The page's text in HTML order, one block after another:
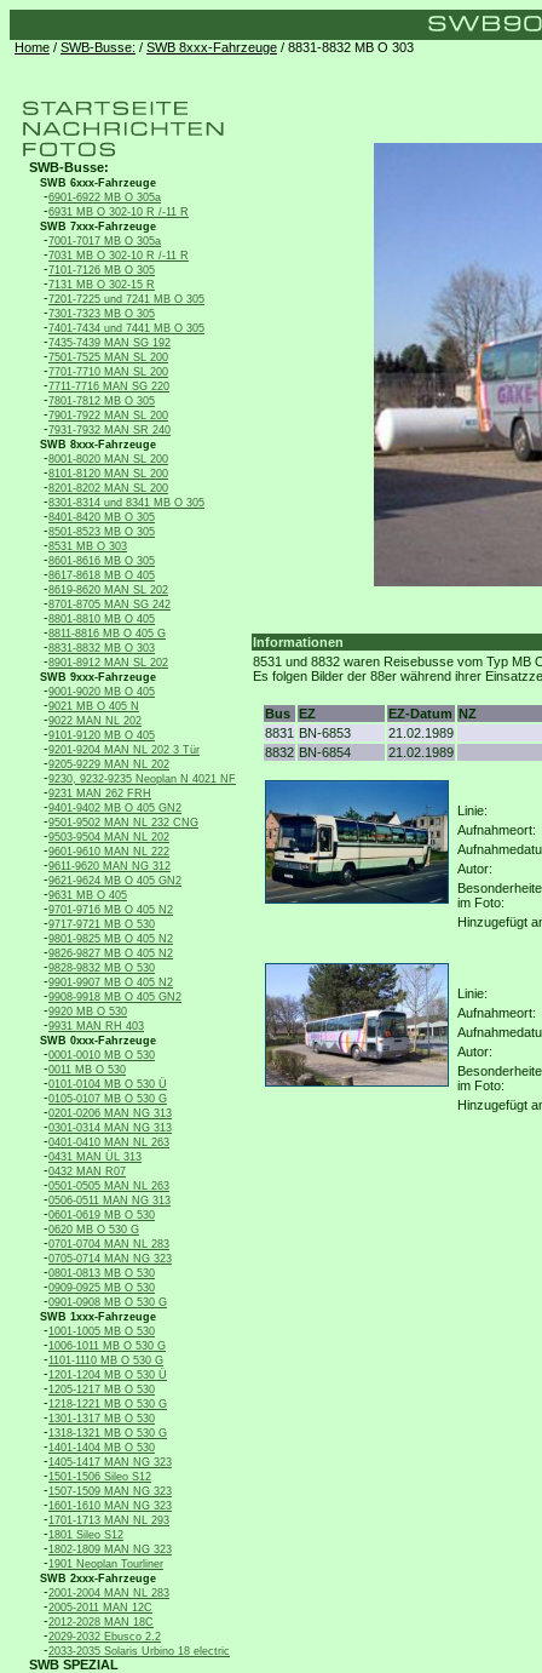
Home / SWB-Busse: / SWB 8xxx-Fahrzeuge / 8831-8832 MB O 303
SWB-Busse:
SWB 6xxx-Fahrzeuge
-6901-6922 MB O 305a
-6931 MB O 302-10 R /-11 R
SWB 7xxx-Fahrzeuge
-7001-7017 MB O 305a
-7031 MB O 302-10 R /-11 R
-7101-7126 MB O 305
-7131 MB O 302-15 R
-7201-7225 und 7241 MB O 305
-7301-7323 MB O 305
-7401-7434 und 7441 MB O 305
-7435-7439 MAN SG 192
-7501-7525 MAN SL 200
-7701-7710 MAN SL 200
-7711-7716 MAN SG 220
-7801-7812 MB O 305
-7901-7922 MAN SL 200
-7931-7932 MAN SR 240
SWB 8xxx-Fahrzeuge
-8001-8020 MAN SL 200
-8101-8120 MAN SL 200
-8201-8202 MAN SL 200
-8301-8314 und 8341 MB O 305
-8401-8420 MB O 305
-8501-8523 MB O 305
-8531 MB O 303
-8601-8616 MB O 305
-8617-8618 MB O 405
-8619-8620 MAN SL 202
-8701-8705 MAN SG 242
-8801-8810 MB O 405
-8811-8816 MB O 405 G
-8831-8832 MB O 303
-8901-8912 MAN SL 202
SWB 9xxx-Fahrzeuge
-9001-9020 MB O 405
-9021 MB O 405 N
-9022 MAN NL 202
-9101-9120 MB O 405
-9201-9204 MAN NL 202 3 Tür
-9205-9229 MAN NL 202
-9230, 9232-9235 Neoplan N 4021 NF
-9231 MAN 262 FRH
-9401-9402 MB O 405 GN2
-9501-9502 MAN NL 232 CNG
-9503-9504 MAN NL 202
-9601-9610 MAN NL 222
-9611-9620 MAN NG 312
-9621-9624 MB O 405 GN2
-9631 MB O 405
-9701-9716 MB O 405 N2
-9717-9721 MB O 530
-9801-9825 MB O 405 N2
-9826-9827 MB O 405 N2
-9828-9832 MB O 530
-9901-9907 MB O 405 N2
-9908-9918 MB O 405 GN2
-9920 MB O 530
-9931 MAN RH 403
SWB 0xxx-Fahrzeuge
-0001-0010 MB O 530
-0011 MB O 530
-0101-0104 MB O 530 Ü
-0105-0107 MB O 530 G
-0201-0206 MAN NG 313
-0301-0314 MAN NG 313
-0401-0410 MAN NL 263
-0431 MAN ÜL 313
-0432 MAN R07
-0501-0505 MAN NL 263
-0506-0511 MAN NG 313
-0601-0619 MB O 530
-0620 MB O 530 G
-0701-0704 MAN NL 283
-0705-0714 MAN NG 323
-0801-0813 MB O 530
-0909-0925 MB O 530
-0901-0908 MB O 530 G
SWB 1xxx-Fahrzeuge
-1001-1005 MB O 530
-1006-1011 MB O 530 G
-1101-1110 MB O 530 G
-1201-1204 MB O 530 Ü
-1205-1217 MB O 530
-1218-1221 MB O 530 G
-1301-1317 MB O 530
-1318-1321 MB O 530 G
-1401-1404 MB O 530
-1405-1417 MAN NG 323
-1501-1506 Sileo S12
-1507-1509 MAN NG 323
-1601-1610 MAN NG 323
-1701-1713 MAN NL 293
-1801 Sileo S12
-1802-1809 MAN NG 323
-1901 Neoplan Tourliner
SWB 2xxx-Fahrzeuge
-2001-2004 MAN NL 283
-2005-2011 MAN 12C
-2012-2028 MAN 18C
-2029-2032 Ebusco 2.2
-2033-2035 Solaris Urbino 18 electric
SWB SPEZIAL
Informationen
8531 und 8832 waren Reisebusse vom Typ MB
Es folgen Bilder der 88er während ihrer
Bus EZ EZ-Datum NZ
8831 BN-6853
21.02.1989
8832 BN-6854 21.02.1989
Linie:
Aufnahmeort:
Autor:
im Foto:
Hinzugefügt
Linie:
Aufnahmeort:
Autor:
im Foto:
Hinzugefügt